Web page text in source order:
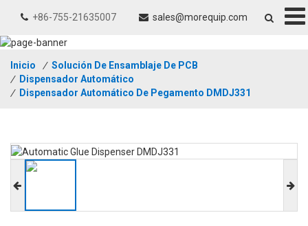
+86-755-21635007 sales@morequip.com
Inicio / Solución De Ensamblaje De PCB
/
Dispensador Automático
/
Dispensador Automático De Pegamento DMDJ331